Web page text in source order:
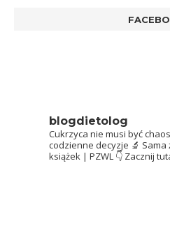
blogdietolog
Cukrzyca nie musi być
codzienne decyzje 🔬 Sama
książek | PZWL 👇 Zacznij